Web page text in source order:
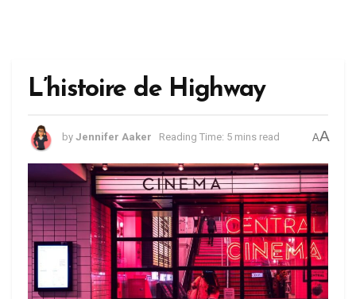
L’histoire de Highway
by Jennifer Aaker Reading Time: 5 mins read AA